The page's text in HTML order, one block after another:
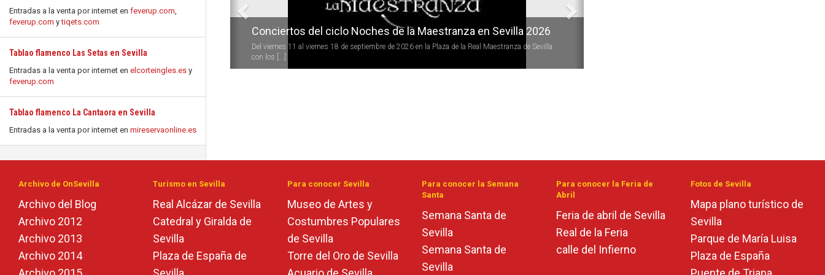
Entradas a la venta por internet en feverup.com,
feverup.com ytiqets.com
Tablao flamenco Las Setas en Sevilla
Entradas a la venta por internet en elcorteingles.es y
feverup.com
Tablao flamenco La Cantaora en Sevilla
Entradas a la venta por internet en mireservaonline.es
Conciertos del ciclo Noches de la Maestranza en Sevilla 2026
Del viernes 11 al viernes 18 de septiembre de 2026 en la Plaza de la Real Maestranza de Sevilla
con los [...]
Archivo de OnSevilla
Archivo del Blog
Archivo 2012
Archivo 2013
Archivo 2014
Turismo en Sevilla
Real Alcázar de Sevilla
Catedral y Giralda de
Sevilla
Plaza de España de
Para conocer Sevilla
Museo de Artes y
Costumbres Populares
de Sevilla
Torre del Oro de Sevilla
Para conocer la Semana
Santa
Semana Santa de
Sevilla
Semana Santa de
Sevilla
Para conocer la Feria de
Abril
Feria de abril de Sevilla
Real de la Feria
calle del Infierno
Fotos de Sevilla
Mapa plano turístico de
Sevilla
Parque de María Luisa
Plaza de España